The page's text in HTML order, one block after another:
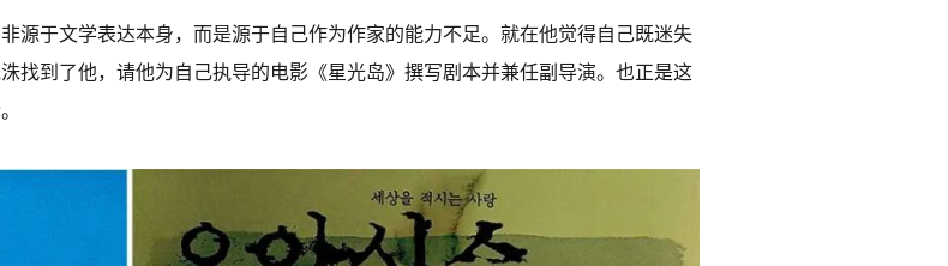
源于文学表达本身，而是源于自己作为作家的能力不足。就在他觉得自己既迷失
找到了他，请他为自己执导的电影《星光岛》撰写剧本并兼任副导演。也正是这